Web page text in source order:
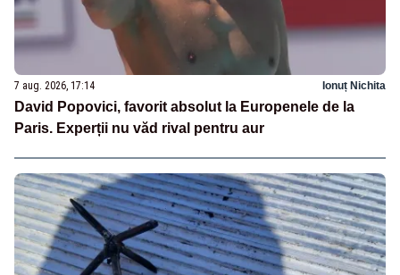
7 aug. 2026, 17:14 Ionuț Nichita
David Popovici, favorit absolut la Europenele de la
Paris. Experții nu văd rival pentru aur